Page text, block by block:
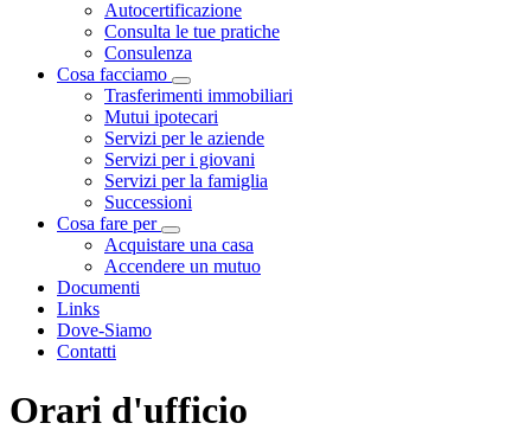
Autocertificazione
Consulta le tue pratiche
Consulenza
Cosa facciamo
Visualizza menù di secondo livello
Trasferimenti immobiliari
Mutui ipotecari
Servizi per le aziende
Servizi per i giovani
Servizi per la famiglia
Successioni
Cosa fare per
Visualizza menù di secondo livello
Acquistare una casa
Accendere un mutuo
Documenti
Links
Dove-Siamo
Contatti
Orari d'ufficio